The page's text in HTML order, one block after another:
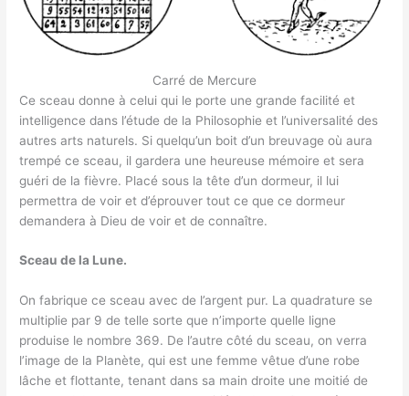
Carré de Mercure
Ce sceau donne à celui qui le porte une grande facilité et
intelligence dans l’étude de la Philosophie et l’universalité des
autres arts naturels. Si quelqu’un boit d’un breuvage où aura
trempé ce sceau, il gardera une heureuse mémoire et sera
guéri de la fièvre. Placé sous la tête d’un dormeur, il lui
permettra de voir et d’éprouver tout ce que ce dormeur
demandera à Dieu de voir et de connaître.
Sceau de la Lune.
On fabrique ce sceau avec de l’argent pur. La quadrature se
multiplie par 9 de telle sorte que n’importe quelle ligne
produise le nombre 369. De l’autre côté du sceau, on verra
l’image de la Planète, qui est une femme vêtue d’une robe
lâche et flottante, tenant dans sa main droite une moitié de